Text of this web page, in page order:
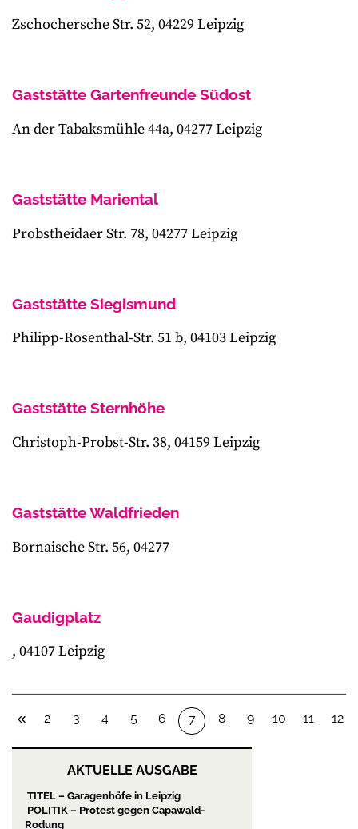
Zschochersche Str. 52, 04229 Leipzig
Gaststätte Gartenfreunde Südost
An der Tabaksmühle 44a, 04277 Leipzig
Gaststätte Mariental
Probstheidaer Str. 78, 04277 Leipzig
Gaststätte Siegismund
Philipp-Rosenthal-Str. 51 b, 04103 Leipzig
Gaststätte Sternhöhe
Christoph-Probst-Str. 38, 04159 Leipzig
Gaststätte Waldfrieden
Bornaische Str. 56, 04277
Gaudigplatz
, 04107 Leipzig
2 3 4 5 6 7 8 9 10 11 12
AKTUELLE AUSGABE
TITEL – Garagenhöfe in Leipzig
POLITIK – Protest gegen Capawald-
Rodung